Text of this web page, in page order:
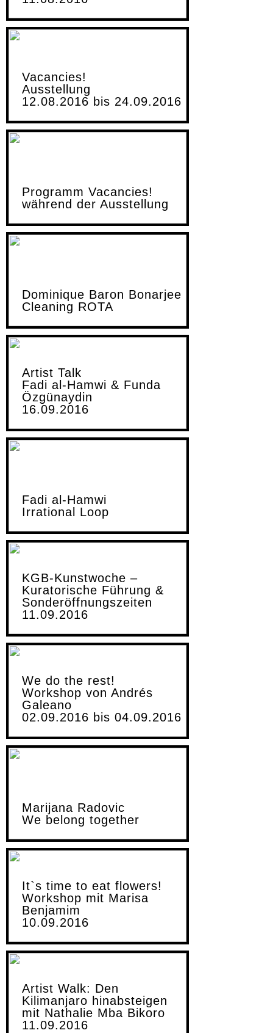
Vacancies!
Ausstellung
12.08.2016 bis 24.09.2016
Programm Vacancies!
während der Ausstellung
Dominique Baron Bonarjee
Cleaning ROTA
Artist Talk
Fadi al-Hamwi & Funda
Özgünaydin
16.09.2016
Fadi al-Hamwi
Irrational Loop
KGB-Kunstwoche –
Kuratorische Führung &
Sonderöffnungszeiten
11.09.2016
We do the rest!
Workshop von Andrés
Galeano
02.09.2016 bis 04.09.2016
Marijana Radovic
We belong together
It`s time to eat flowers!
Workshop mit Marisa
Benjamim
10.09.2016
Artist Walk: Den
Kilimanjaro hinabsteigen
mit Nathalie Mba Bikoro
11.09.2016